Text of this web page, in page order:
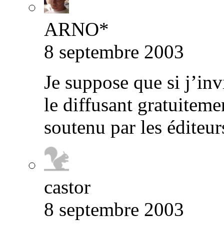
ARNO*
8 septembre 2003
Je suppose que si
le diffusant
soutenu par les
castor
8 septembre 2003